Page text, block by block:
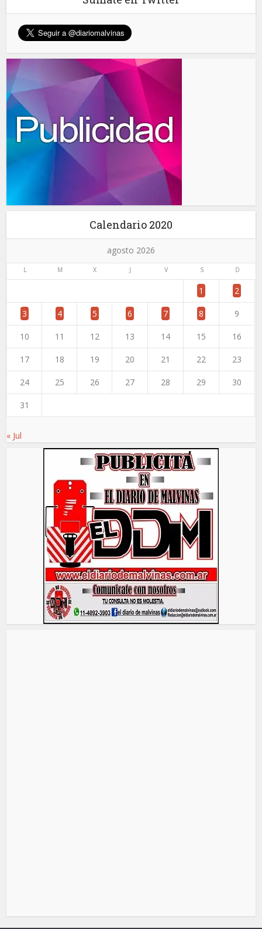
Calendario 2020
agosto 2026
L M X J V S D
1 2
3 4 5 6 7 8 9
10 11 12 13 14 15 16
17 18 19 20 21 22 23
24 25 26 27 28 29 30
31
« Jul